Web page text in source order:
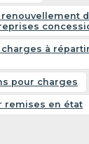
renouvellement
charges à
pour charges
remises en état